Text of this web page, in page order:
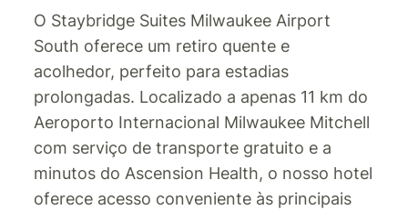
O Staybridge Suites Milwaukee Airport
South oferece um retiro quente e
acolhedor, perfeito para estadias
prolongadas. Localizado a apenas 11 km do
Aeroporto Internacional Milwaukee Mitchell
com serviço de transporte gratuito e a
minutos do Ascension Health, o nosso hotel
oferece acesso conveniente às principais